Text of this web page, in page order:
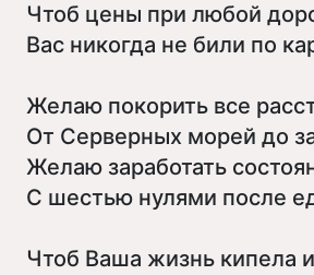
Чтоб цены при любой
Вас никогда не били по
Желаю покорить все
От Серверных морей до
Желаю заработать
С шестью нулями после
Чтоб Ваша жизнь кипела